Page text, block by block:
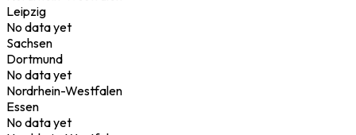
Leipzig
No data yet
Sachsen
Dortmund
No data yet
Nordrhein-Westfalen
Essen
No data yet